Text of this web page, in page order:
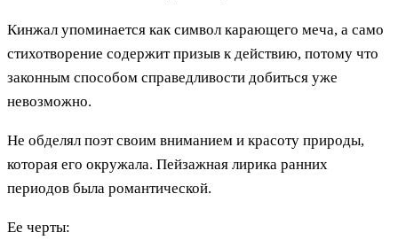
Кинжал упоминается как символ карающего меча, а само
стихотворение содержит призыв к действию, потому что
законным способом справедливости добиться уже
невозможно.
Не обделял поэт своим вниманием и красоту природы,
которая его окружала. Пейзажная лирика ранних
периодов была романтической.
Ее черты: